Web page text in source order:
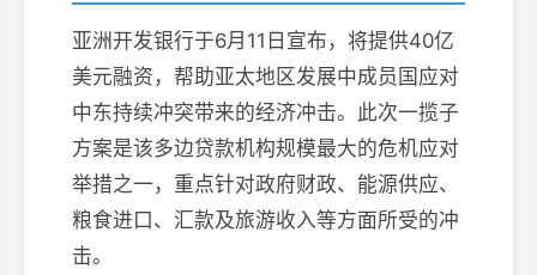
亚洲开发银行于6月11日宣布，将提供40亿
美元融资，帮助亚太地区发展中成员国应对
中东持续冲突带来的经济冲击。此次一揽子
方案是该多边贷款机构规模最大的危机应对
举措之一，重点针对政府财政、能源供应、
粮食进口、汇款及旅游收入等方面所受的冲
击。